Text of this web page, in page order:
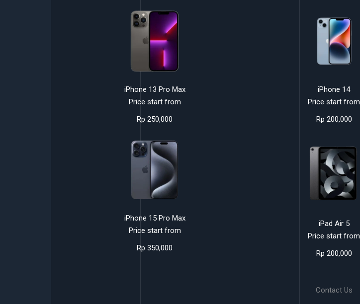
iPhone 13 Pro Max
Price start from
Rp 250,000
iPhone 14
Price start from
Rp 200,000
iPhone 15 Pro Max
Price start from
Rp 350,000
iPad Air 5
Price start from
Rp 200,000
Contact Us